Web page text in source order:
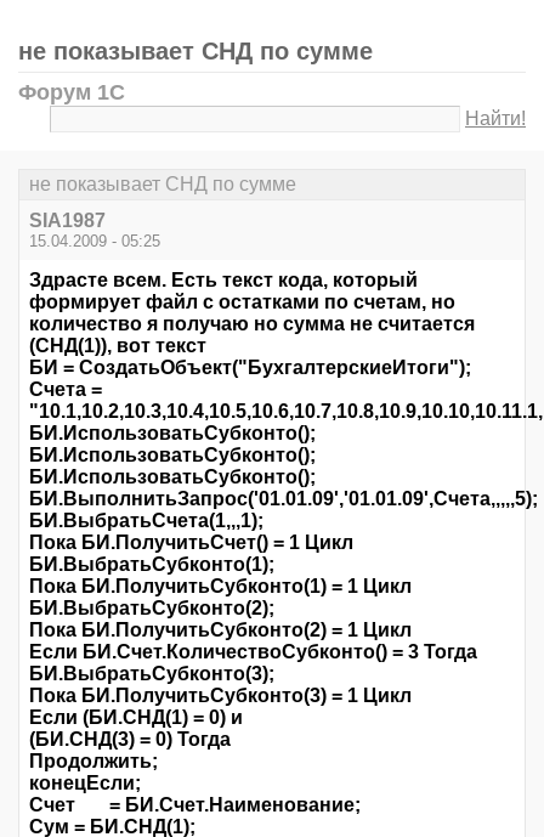
не показывает СНД по сумме
Форум 1С
Найти!
не показывает СНД по сумме
SIA1987
15.04.2009 - 05:25
Здрасте всем. Есть текст кода, который
формирует файл с остатками по счетам, но
количество я получаю но сумма не считается
(СНД(1)), вот текст
БИ = СоздатьОбъект("БухгалтерскиеИтоги");
Счета =
БИ.ИспользоватьСубконто();
БИ.ИспользоватьСубконто();
БИ.ИспользоватьСубконто();
БИ.ВыполнитьЗапрос('01.01.09','01.01.09',Счета,,,,,5);
БИ.ВыбратьСчета(1,,,1);
Пока БИ.ПолучитьСчет() = 1 Цикл
БИ.ВыбратьСубконто(1);
Пока БИ.ПолучитьСубконто(1) = 1 Цикл
БИ.ВыбратьСубконто(2);
Пока БИ.ПолучитьСубконто(2) = 1 Цикл
Если БИ.Счет.КоличествоСубконто() = 3 Тогда
БИ.ВыбратьСубконто(3);
Пока БИ.ПолучитьСубконто(3) = 1 Цикл
Если (БИ.СНД(1) = 0) и
(БИ.СНД(3) = 0) Тогда
Продолжить;
конецЕсли;
Счет = БИ.Счет.Наименование;
Сум = БИ.СНД(1);